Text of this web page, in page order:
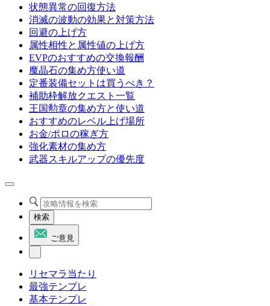
状態異常の回復方法
消滅の波動の効果と対策方法
回避の上げ方
属性相性と属性値の上げ方
EVPのおすすめの交換報酬
魔晶石の集め方使い道
定番装備セットは買うべき？
補助枠解放クエスト一覧
王国勲章の集め方と使い道
おすすめのレベル上げ場所
お金/ポロの稼ぎ方
強化素材の集め方
武器スキルアップの優先度
検索
ご意見
リセマラ当たり
最強テンプレ
基本テンプレ